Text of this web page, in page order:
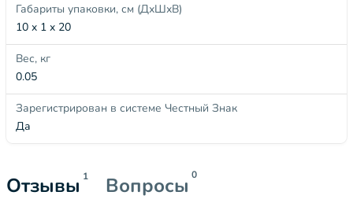
Габариты упаковки, см (ДхШхВ)
10 x 1 x 20
Вес, кг
0.05
Зарегистрирован в системе Честный Знак
Да
Отзывы 1 Вопросы 0